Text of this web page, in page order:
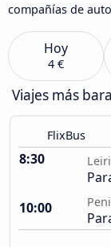
compañías de
Hoy
4 €
Viajes más
FlixBus
8:30
10:00